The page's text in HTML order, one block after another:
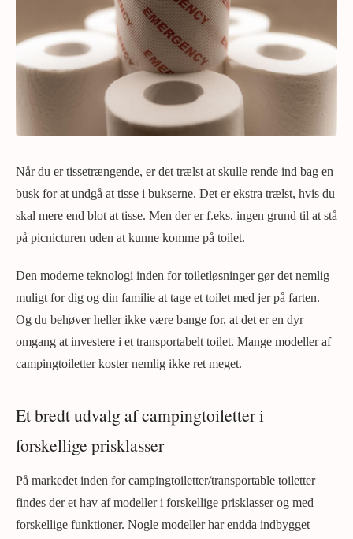
Når du er tissetrængende, er det trælst at skulle rende ind bag en
busk for at undgå at tisse i bukserne. Det er ekstra trælst, hvis du
skal mere end blot at tisse. Men der er f.eks. ingen grund til at stå
på picnicturen uden at kunne komme på toilet.
Den moderne teknologi inden for toiletløsninger gør det nemlig
muligt for dig og din familie at tage et toilet med jer på farten.
Og du behøver heller ikke være bange for, at det er en dyr
omgang at investere i et transportabelt toilet. Mange modeller af
campingtoiletter koster nemlig ikke ret meget.
Et bredt udvalg af campingtoiletter i
forskellige prisklasser
På markedet inden for campingtoiletter/transportable toiletter
findes der et hav af modeller i forskellige prisklasser og med
forskellige funktioner. Nogle modeller har endda indbygget